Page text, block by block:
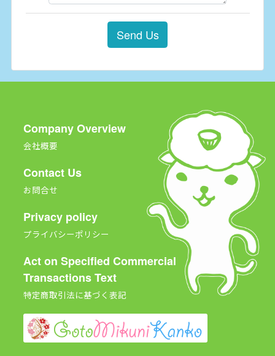
Send Us
Company Overview
会社概要
Contact Us
お問合せ
Privacy policy
プライバシーポリシー
Act on Specified Commercial
Transactions Text
特定商取引法に基づく表記